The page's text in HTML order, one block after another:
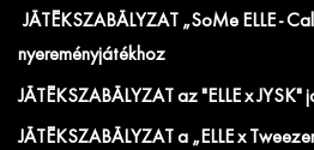
JÁTÉKSZABÁLYZAT „SoMe ELLE -
nyereményjátékhoz
JÁTÉKSZABÁLYZAT az "ELLE x JYSK"
JÁTÉKSZABÁLYZAT a „ELLE x